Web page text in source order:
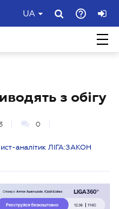
UA
з обігу
0
аналітик ЛІГА:ЗАКОН